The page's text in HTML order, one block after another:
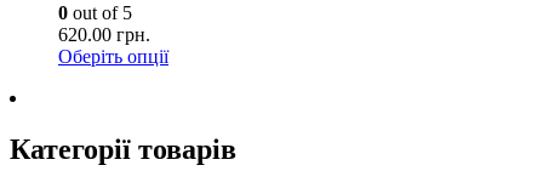
0 out of 5
620.00 грн.
Оберіть опції
Категорії товарів